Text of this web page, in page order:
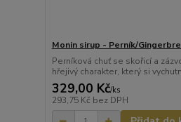
Monin sirup - Perník/
Perníková chuť se skořicí a
hřejivý charakter, který si
329,00 Kč/ks
293,75 Kč bez DPH